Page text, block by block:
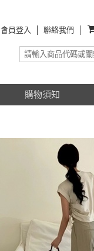
會員登入 聯絡我們
購物須知